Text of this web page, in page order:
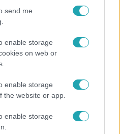
send me
enable storage
on web or
enable storage
the website or app.
enable storage
a változókor